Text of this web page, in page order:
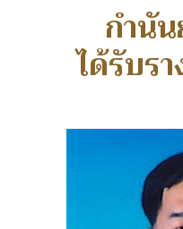
กำนั
ได้รับร